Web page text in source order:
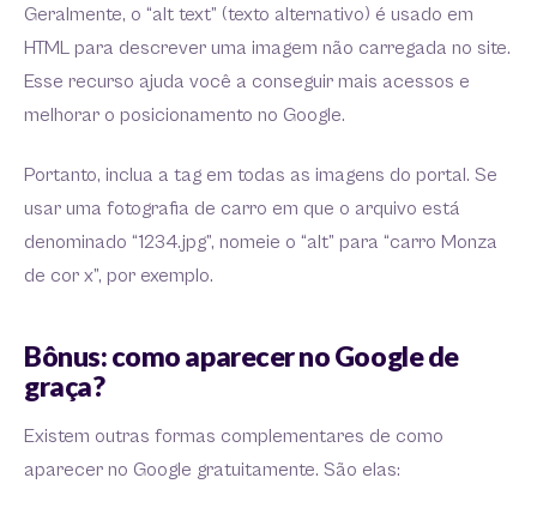
Geralmente, o “alt text” (texto alternativo) é usado em
HTML para descrever uma imagem não carregada no site.
Esse recurso ajuda você a conseguir mais acessos e
melhorar o posicionamento no Google.
Portanto, inclua a tag em todas as imagens do portal. Se
usar uma fotografia de carro em que o arquivo está
denominado “1234.jpg”, nomeie o “alt” para “carro Monza
de cor x”, por exemplo.
Bônus: como aparecer no Google de
graça?
Existem outras formas complementares de como
aparecer no Google gratuitamente. São elas: